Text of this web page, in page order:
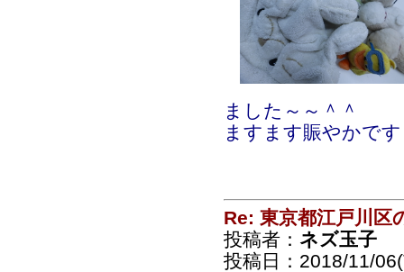
ました～～＾＾
ますます賑やかで
Re: 東京都江戸川区
投稿者： ネズ玉子
投稿日：2018/11/